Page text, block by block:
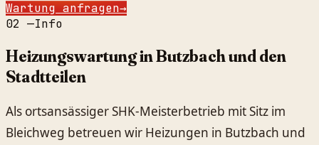
Wartung anfragen→
02 —Info
Heizungswartung in Butzbach und den
Stadtteilen
Als ortsansässiger SHK-Meisterbetrieb mit Sitz im
Bleichweg betreuen wir Heizungen in Butzbach und